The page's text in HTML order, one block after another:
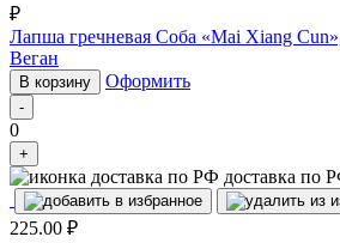
₽
Лапша гречневая Соба «Mai Xiang
Веган
В корзину Оформить
-
0
+
доставка по
225.00 ₽